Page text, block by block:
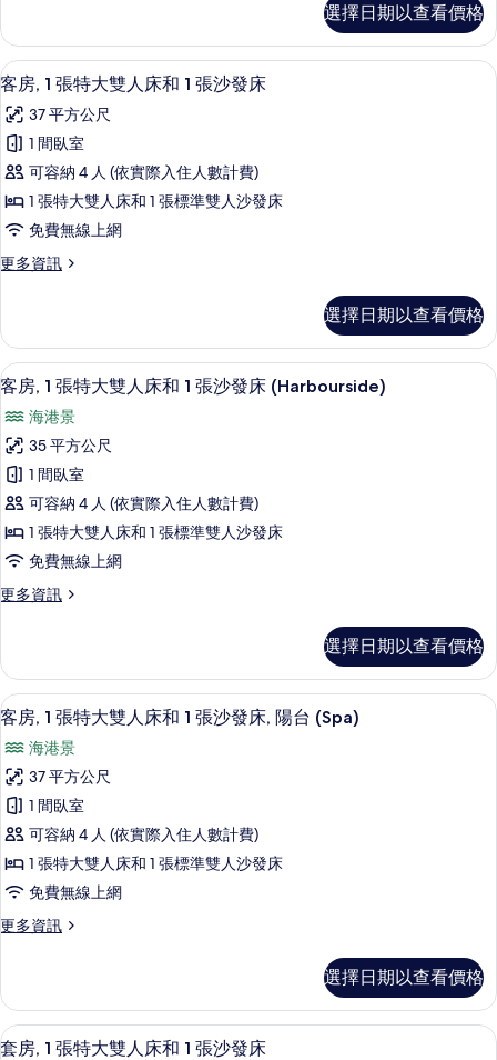
房
的
所
有
相
片
雙
床
套
的
詳
選擇日期以查看價格
顯
示
客
房,
1
張
特
大
人
床
和
1
張
沙
發
床
的
所
片
客房, 1 張特大雙人床和 1 張沙發床 |
7
客房, 1 張特大雙人床和 1 張沙發床
37 平方公尺
1 間臥室
可容納 4 人 (依實際入住人數計費)
1 張特大雙人床和 1 張標準雙人沙發床
免費無線上網
更多資訊
更
1
張
特
雙
人
床
和
張
沙
發
的
選擇日期以查看價格
顯
示
客
房,
張
特
大
雙
床
和
1
張
沙
發
床
(Harbourside)
的
所
有
片
高級寢具、迷你吧、客房內保險箱、書
8
客房, 1 張特大雙人床和 1 張沙發床 (Harbourside)
海港景
35 平方公尺
1 間臥室
可容納 4 人 (依實際入住人數計費)
1 張特大雙人床和 1 張標準雙人沙發床
免費無線上網
更多資訊
更
1
張
特
雙
人
床
和
張
沙
發
(Harbourside)
情
選擇日期以查看價格
顯
示
客
房,
張
特
大
雙
床
和
1
高級寢具、迷你吧、客房內保險箱、書
11
客房, 1 張特大雙人床和 1 張沙發床, 陽台 (Spa)
海港景
37 平方公尺
1 間臥室
可容納 4 人 (依實際入住人數計費)
1 張特大雙人床和 1 張標準雙人沙發床
免費無線上網
更多資訊
更
1
張
特
選擇日期以查看價格
顯
高級寢具、迷你吧、客房內保險箱、書
8
套房, 1 張特大雙人床和 1 張沙發床